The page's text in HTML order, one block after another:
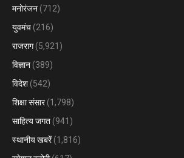
मनोरंजन (712)
युवमंच (216)
राजराग(5,921)
विज्ञान (389)
विदेश (542)
शिक्षा संसार(1,798)
साहित्य जगत (941)
स्थानीय खबरें(1,816)